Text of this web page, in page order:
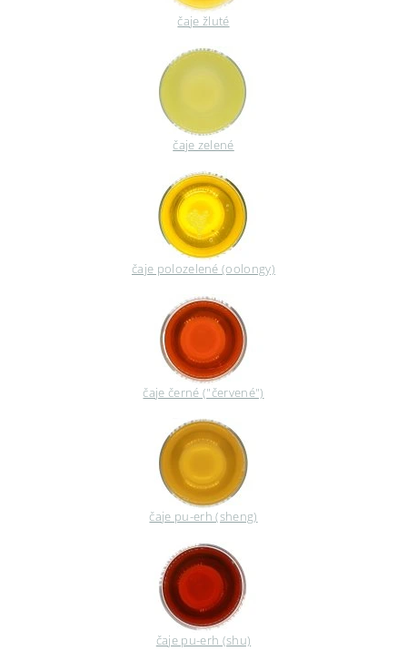
čaje žluté
čaje zelené
čaje polozelené (oolongy)
čaje černé ("červené")
čaje pu-erh (sheng)
čaje pu-erh (shu)